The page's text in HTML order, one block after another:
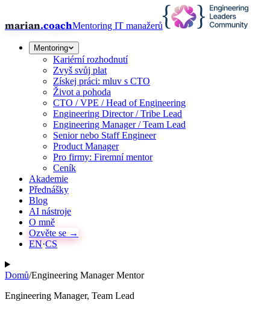
marian.coachMentoring IT manažerů
Mentoring
Kariérní rozhodnutí
Zvyš svůj plat
Získej práci: mluv s CTO
Život a pohoda
CTO / VPE / Head of Engineering
Engineering Director / Tribe Lead
Engineering Manager / Team Lead
Senior nebo Staff Engineer
Product Manager
Pro firmy: Firemní mentor
Ceník
Akademie
Přednášky
Blog
AI nástroje
O mně
Ozvěte se →
EN·CS
Domů/Engineering Manager Mentor
Engineering Manager, Team Lead